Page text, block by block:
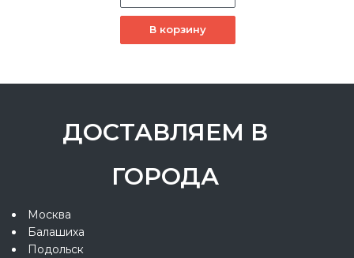
В корзину
ДОСТАВЛЯЕМ В
ГОРОДА
Москва
Балашиха
Подольск